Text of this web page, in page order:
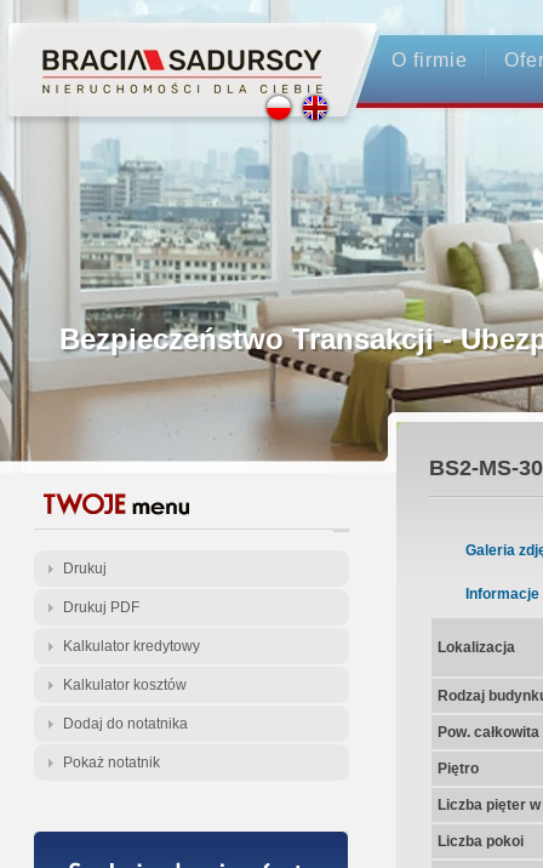
O firmie
Profesjonalne Pośrednictwo
Bezpieczeństwo Transakcji -
Licencjonowani Pośrednicy
Gwarancja Zwrotu Zadatku
Gratis - Przedwstępna Umowa
Drukuj
Drukuj PDF
Kalkulator kredytowy
Kalkulator kosztów
Dodaj do notatnika
Pokaż notatnik
BS2-MS-
Galeria
Informacje
Lokalizacja
Rodzaj
Pow.
Piętro
Liczba pięter
Liczba pokoi